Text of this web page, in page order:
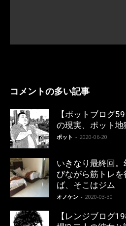
コメントの多い記事
【ポットブログ
の現実、ポット地
ポット - 2020-06-20
いきなり最終回
びながら筋トレ
ば、そこはジム
オノケン - 2020-03-30
【レンジブログ